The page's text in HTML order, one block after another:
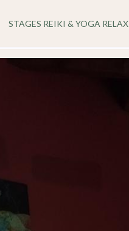
STAGES REIKI & YOGA RELAX